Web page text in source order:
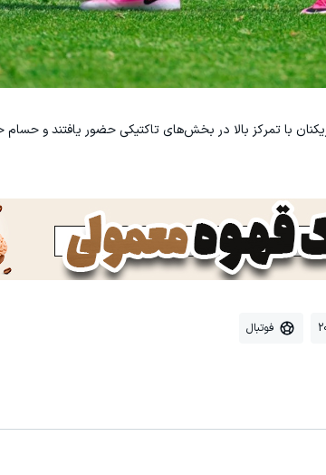
با تمرکز بالا در بخش‌های تاکتیکی حضور یافتند و
فوتبال